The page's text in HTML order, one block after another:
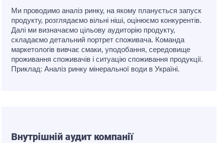
Ми проводимо аналіз ринку, на якому планується запуск
продукту, розглядаємо вільні ніші, оцінюємо конкурентів.
Далі ми визначаємо цільову аудиторію продукту,
складаємо детальний портрет споживача. Команда
маркетологів вивчає смаки, уподобання, середовище
проживання споживачів і ситуацію споживання продукції.
Приклад: Аналіз ринку мінеральної води в Україні.
Внутрішній аудит компанії